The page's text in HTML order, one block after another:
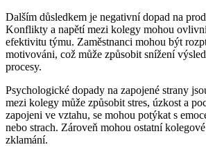
Dalším důsledkem je negativní dopad na
Konflikty a napětí mezi kolegy mohou
efektivitu týmu. Zaměstnanci mohou být
motivováni, což může způsobit snížení
procesy.
Psychologické dopady na zapojené strany
mezi kolegy může způsobit stres, úzkost a
zapojeni ve vztahu, se mohou potýkat s
nebo strach. Zároveň mohou ostatní
zklamání.